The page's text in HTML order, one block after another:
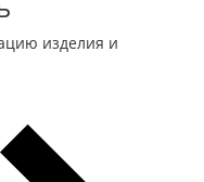
изделия и